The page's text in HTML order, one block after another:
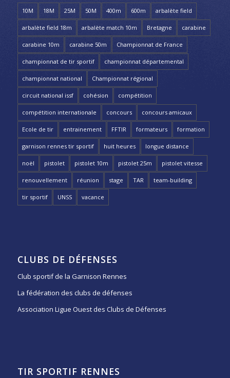
10M 18M 25M 50M 400m 600m arbalète field
arbalète field 18m arbalète match 10m Bretagne carabine
carabine 10m carabine 50m Championnat de France
championnat de tir sportif championnat départemental
championnat national Championnat régional
circuit national issf cohésion compétition
compétition internationale concours concours amicaux
Ecole de tir entrainement FFTIR formateurs formation
garnison rennes tir sportif huit heures longue distance
noël pistolet pistolet 10m pistolet 25m pistolet vitesse
renouvellement réunion stage TAR team-building
tir sportif UNSS vacance
CLUBS DE DÉFENSES
Club sportif de la Garnison Rennes
La fédération des clubs de défenses
Association Ligue Ouest des Clubs de Défenses
TIR SPORTIF RENNES